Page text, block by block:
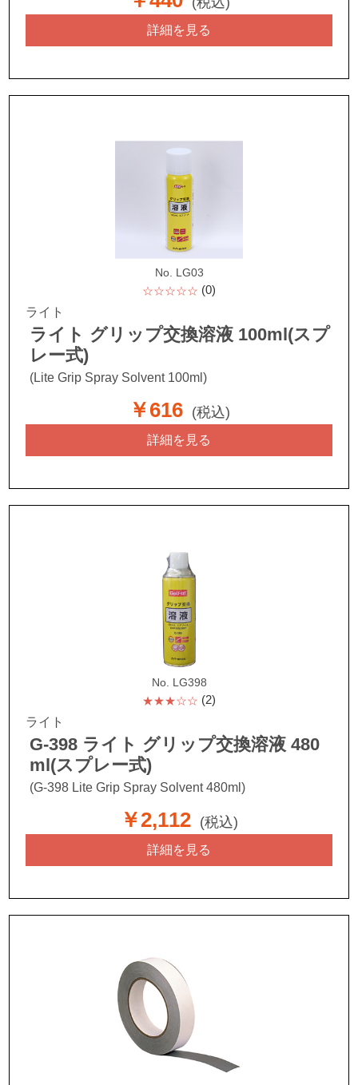
詳細を見る
No. LG03
☆☆☆☆☆ (0)
ライト
ライト グリップ交換溶液 100ml(スプ
レー式)
(Lite Grip Spray Solvent 100ml)
￥616 (税込)
詳細を見る
No. LG398
★★★☆☆ (2)
ライト
G-398 ライト グリップ交換溶液 480
ml(スプレー式)
(G-398 Lite Grip Spray Solvent 480ml)
￥2,112 (税込)
詳細を見る